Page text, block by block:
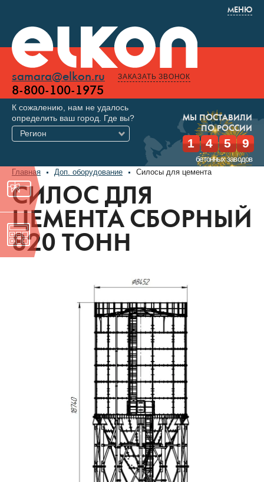
МЕНЮ
samara@elkon.ru
8-800-100-1975
ЗАКАЗАТЬ ЗВОНОК
МЫ ПОСТАВИЛИ
ПО РОССИИ
1 4 5 9
бетонных заводов
К сожалению, нам не удалось
определить ваш город. Где вы?
Регион
Главная Доп. оборудование Силосы для цемента
СИЛОС ДЛЯ
ЦЕМЕНТА СБОРНЫЙ
820 ТОНН